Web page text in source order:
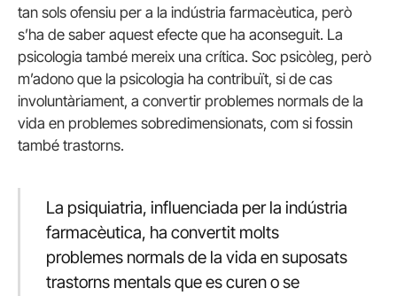
tan sols ofensiu per a la indústria farmacèutica, però
s’ha de saber aquest efecte que ha aconseguit. La
psicologia també mereix una crítica. Soc psicòleg, però
m’adono que la psicologia ha contribuït, si de cas
involuntàriament, a convertir problemes normals de la
vida en problemes sobredimensionats, com si fossin
també trastorns.
La psiquiatria, influenciada per la indústria
farmacèutica, ha convertit molts
problemes normals de la vida en suposats
trastorns mentals que es curen o se